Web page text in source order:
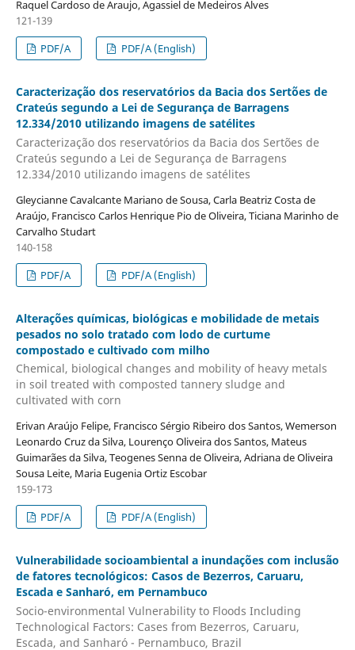
Raquel Cardoso de Araujo, Agassiel de Medeiros Alves
121-139
PDF/A
PDF/A (English)
Caracterização dos reservatórios da Bacia dos Sertões de
Crateús segundo a Lei de Segurança de Barragens
12.334/2010 utilizando imagens de satélites
Caracterização dos reservatórios da Bacia dos Sertões de
Crateús segundo a Lei de Segurança de Barragens
12.334/2010 utilizando imagens de satélites
Gleycianne Cavalcante Mariano de Sousa, Carla Beatriz Costa de
Araújo, Francisco Carlos Henrique Pio de Oliveira, Ticiana Marinho de
Carvalho Studart
140-158
PDF/A
PDF/A (English)
Alterações químicas, biológicas e mobilidade de metais
pesados no solo tratado com lodo de curtume
compostado e cultivado com milho
Chemical, biological changes and mobility of heavy metals
in soil treated with composted tannery sludge and
cultivated with corn
Erivan Araújo Felipe, Francisco Sérgio Ribeiro dos Santos, Wemerson
Leonardo Cruz da Silva, Lourenço Oliveira dos Santos, Mateus
Guimarães da Silva, Teogenes Senna de Oliveira, Adriana de Oliveira
Sousa Leite, Maria Eugenia Ortiz Escobar
159-173
PDF/A
PDF/A (English)
Vulnerabilidade socioambiental a inundações com inclusão
de fatores tecnológicos: Casos de Bezerros, Caruaru,
Escada e Sanharó, em Pernambuco
Socio-environmental Vulnerability to Floods Including
Technological Factors: Cases from Bezerros, Caruaru,
Escada, and Sanharó - Pernambuco, Brazil